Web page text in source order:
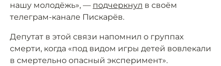
нашу молодёжь», — подчеркнул в своём
телеграм-канале Пискарёв.
Депутат в этой связи напомнил о группах
смерти, когда «под видом игры детей вовлекали
в смертельно опасный эксперимент».